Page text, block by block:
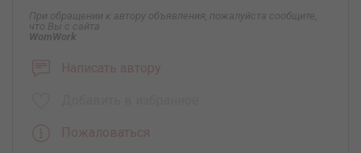
При обращении к автору объявления, пожалуйста сообщите,
что Вы с сайта
WomWork
Написать автору
Пожаловаться